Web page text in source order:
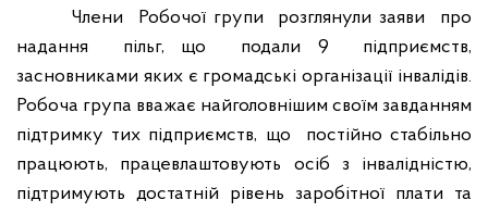
Члени
Робочої групи розглянули заяви
про
надання
пільг, що подали 9
підприємств,
засновниками яких є громадські організації інвалідів.
Робоча група вважає найголовнішим своїм завданням
підтримку тих підприємств, що
постійно стабільно
працюють, працевлаштовують осіб з інвалідністю,
підтримують достатній рівень заробітної плати та